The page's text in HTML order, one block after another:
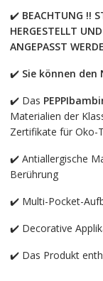
✔️ BEACHTUNG !!
HERGESTELLT
ANGEPASST
✔️ Sie können
✔️ Das
Materialien der
Zertifikate für Oko-
✔️ Antiallergische
Berührung
✔️ Multi-Pocket-
✔️ Decorative
✔️ Das Produkt